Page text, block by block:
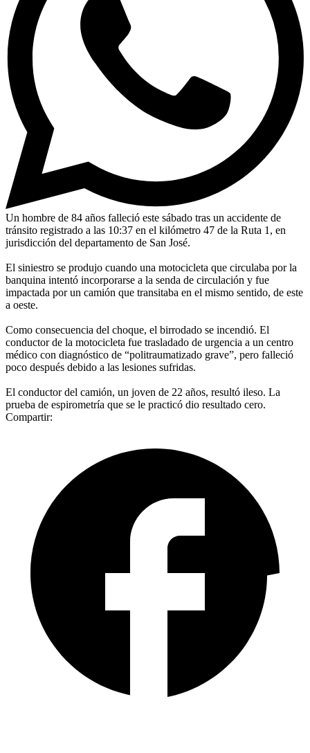
Un hombre de 84 años falleció este sábado tras un accidente de
tránsito registrado a las 10:37 en el kilómetro 47 de la Ruta 1, en
jurisdicción del departamento de San José.
El siniestro se produjo cuando una motocicleta que circulaba por la
banquina intentó incorporarse a la senda de circulación y fue
impactada por un camión que transitaba en el mismo sentido, de este
a oeste.
Como consecuencia del choque, el birrodado se incendió. El
conductor de la motocicleta fue trasladado de urgencia a un centro
médico con diagnóstico de “politraumatizado grave”, pero falleció
poco después debido a las lesiones sufridas.
El conductor del camión, un joven de 22 años, resultó ileso. La
prueba de espirometría que se le practicó dio resultado cero.
Compartir: